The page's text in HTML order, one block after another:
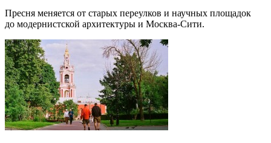
Пресня меняется от старых переулков и научных площадок
до модернистской архитектуры и Москва-Сити.